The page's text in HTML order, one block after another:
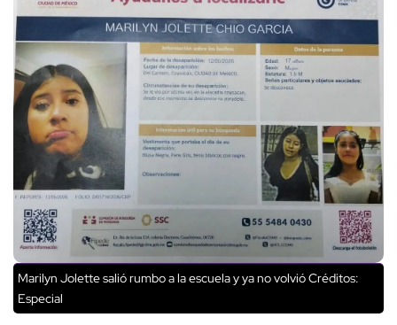
Marilyn Jolette salió rumbo a la escuela y ya no volvióCréditos:
Especial